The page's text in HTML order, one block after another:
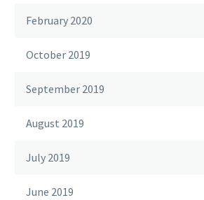
February 2020
October 2019
September 2019
August 2019
July 2019
June 2019